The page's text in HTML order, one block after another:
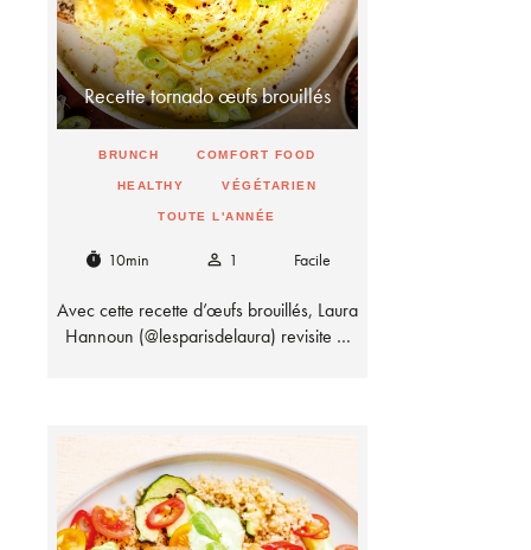
Recette tornado œufs brouillés
BRUNCH COMFORT FOOD
HEALTHY VÉGÉTARIEN
TOUTE L'ANNÉE
timer 10min person_outline 1 Facile
Avec cette recette d’œufs brouillés, Laura
Hannoun (@lesparisdelaura) revisite …